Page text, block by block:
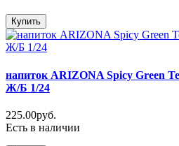
Купить
напиток ARIZONA Spicy Green
Ж/Б 1/24
225.00руб.
Есть в наличии